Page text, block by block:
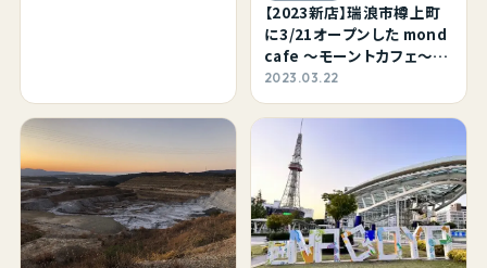
【2023新店】瑞浪市樽上町
に3/21オープンした mond
cafe ～モーントカフェ～さ
んで平日ランチをしてきまし
た。ペールブルーの建物に
白を基調とした店内。プライ
ベートサロン nunさんが隣
室です。
2023.03.22